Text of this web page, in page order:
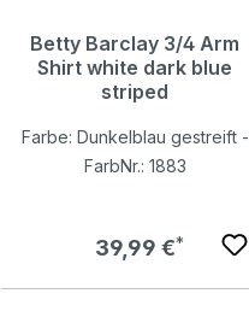
Betty Barclay 3/4 Arm
Shirt white dark blue
striped
Farbe: Dunkelblau gestreift -
FarbNr.: 1883
Regulärer Preis:
39,99 €